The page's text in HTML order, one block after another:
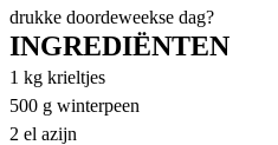
drukke doordeweekse dag?
INGREDIËNTEN
1 kg krieltjes
500 g winterpeen
2 el azijn